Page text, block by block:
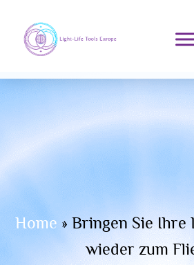
Home » Bringen Sie Ihre
wieder zum